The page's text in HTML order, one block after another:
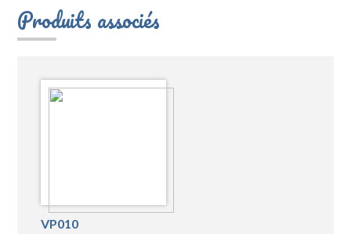
Produits associés
VP010